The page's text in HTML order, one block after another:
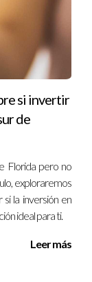
electrónico
su tarjeta
para
y
con
si invertir
de
Florida pero no
exploraremos
la inversión en
ideal para ti.
Leer más